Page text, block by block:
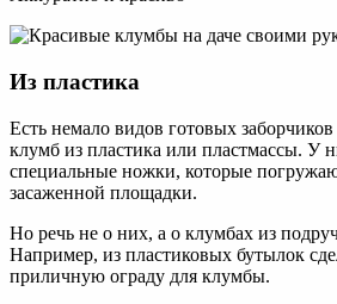
Из пластика
Есть немало видов готовых
клумб из пластика или пластмассы. У
специальные ножки, которые
засаженной площадки.
Но речь не о них, а о клумбах из
Например, из пластиковых бутылок
приличную ограду для клумбы.